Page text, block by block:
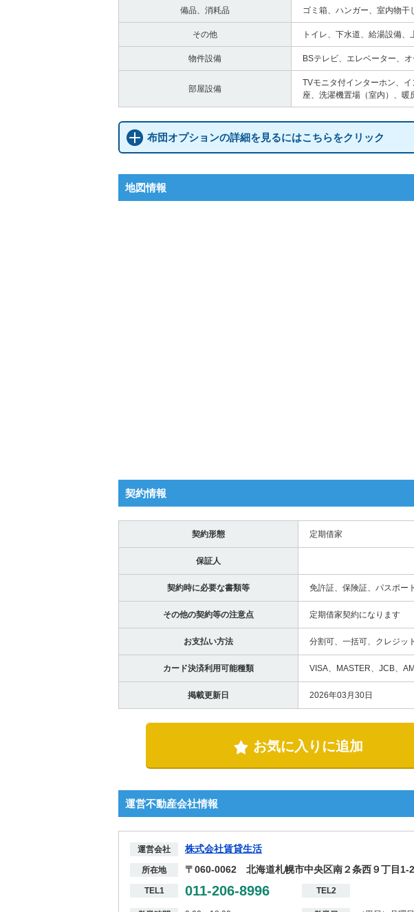
備品、消耗品 ゴミ箱、ハンガー、室内物干
その他 トイレ、下水道、給湯設備、
物件設備 BSテレビ、エレベーター、
部屋設備
TVモニタ付インターホン、
座、洗濯機置場（室内）、暖
布団オプションの詳細を見るにはこちらをクリック
地図情報
契約情報
契約形態 定期借家
保証人
契約時に必要な書類等 免許証、保険証、パスポー
その他の契約等の注意点 定期借家契約になります
お支払い方法 分割可、一括可、クレジッ
カード決済利用可能種類 VISA、MASTER、JCB、
掲載更新日 2026年03月30日
お気に入りに追加
運営不動産会社情報
運営会社 株式会社賃貸生活
所在地 〒060-0062 北海道札幌市中央区南２条西９丁目1-
TEL1 011-206-8996 TEL2